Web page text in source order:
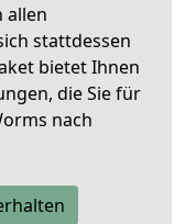
allen
stattdessen
bietet Ihnen
die Sie für
nach